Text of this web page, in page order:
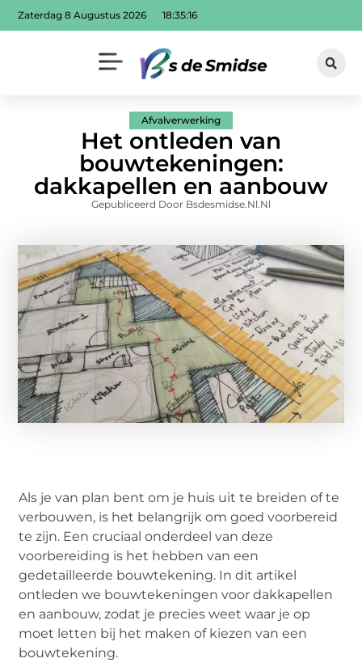
Zaterdag 8 Augustus 2026 18:35:16
Afvalverwerking
Het ontleden van
bouwtekeningen:
dakkapellen en aanbouw
Gepubliceerd Door Bsdesmidse.nl.nl
Als je van plan bent om je huis uit te breiden of te
verbouwen, is het belangrijk om goed voorbereid
te zijn. Een cruciaal onderdeel van deze
voorbereiding is het hebben van een
gedetailleerde bouwtekening. In dit artikel
ontleden we bouwtekeningen voor dakkapellen
en aanbouw, zodat je precies weet waar je op
moet letten bij het maken of kiezen van een
bouwtekening.